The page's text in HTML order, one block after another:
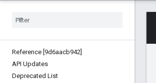
Reference [9d6aacb942]
API Updates
Deprecated List